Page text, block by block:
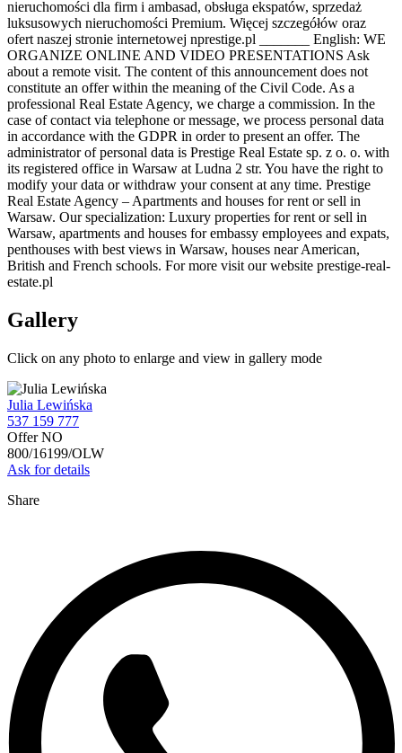
nieruchomości dla firm i ambasad, obsługa ekspatów, sprzedaż
luksusowych nieruchomości Premium. Więcej szczegółów oraz
ofert naszej stronie internetowej nprestige.pl _______ English: WE
ORGANIZE ONLINE AND VIDEO PRESENTATIONS Ask
about a remote visit. The content of this announcement does not
constitute an offer within the meaning of the Civil Code. As a
professional Real Estate Agency, we charge a commission. In the
case of contact via telephone or message, we process personal data
in accordance with the GDPR in order to present an offer. The
administrator of personal data is Prestige Real Estate sp. z o. o. with
its registered office in Warsaw at Ludna 2 str. You have the right to
modify your data or withdraw your consent at any time. Prestige
Real Estate Agency – Apartments and houses for rent or sell in
Warsaw. Our specialization: Luxury properties for rent or sell in
Warsaw, apartments and houses for embassy employees and expats,
penthouses with best views in Warsaw, houses near American,
British and French schools. For more visit our website prestige-real-
estate.pl
Gallery
Click on any photo to enlarge and view in gallery mode
Julia Lewińska
537 159 777
Offer NO
800/16199/OLW
Ask for details
Share